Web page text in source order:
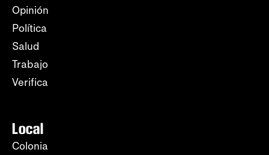
Opinión
Política
Salud
Trabajo
Verifica
Local
Colonia